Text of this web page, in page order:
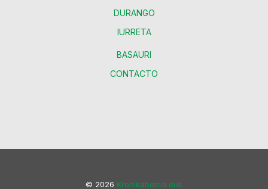
DURANGO
IURRETA
BASAURI
CONTACTO
© 2026 Kronikaberria.eus